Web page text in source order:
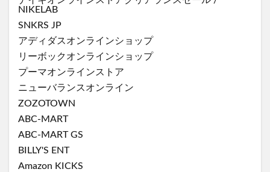
NIKELAB
SNKRS JP
アディダスオンラインショップ
リーボックオンラインショップ
プーマオンラインストア
ニューバランスオンライン
ZOZOTOWN
ABC-MART
ABC-MART GS
BILLY'S ENT
Amazon KICKS